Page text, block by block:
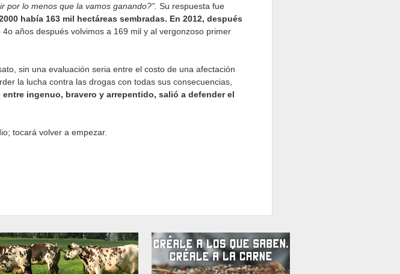
por lo menos que la vamos ganando?”.Su respuesta fue
había 163 mil hectáreas sembradas. En 2012, después
años después volvimos a 169 mil y al vergonzoso primer
sin una evaluación seria entre el costo de una afectación
la lucha contra las drogas con todas sus consecuencias,
ingenuo, bravero y arrepentido, salió a defender el
tocará volver a empezar.